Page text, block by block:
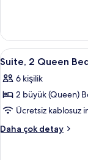
görün
Accessible
hakkında
daha
detay
Suite,
2
Queen
Beds,
Non
Smoking
4
Suite, 2 Queen
6 kişilik
2 büyük (Queen)
Ücretsiz kablosuz
Daha çok detay
Suite,